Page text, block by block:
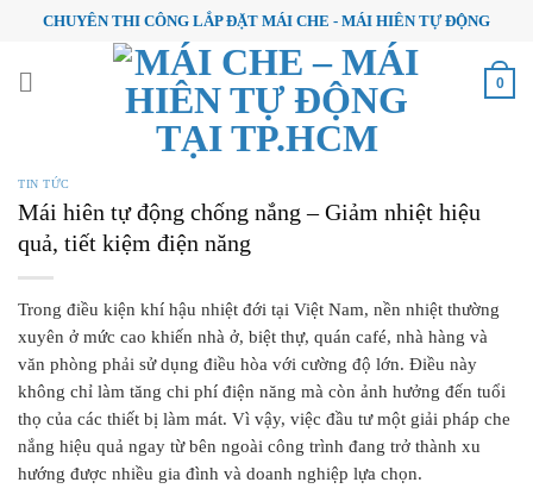
CHUYÊN THI CÔNG LẮP ĐẶT MÁI CHE - MÁI HIÊN TỰ ĐỘNG
0
TIN TỨC
Mái hiên tự động chống nắng – Giảm nhiệt hiệu
quả, tiết kiệm điện năng
Trong điều kiện khí hậu nhiệt đới tại Việt Nam, nền nhiệt thường
xuyên ở mức cao khiến nhà ở, biệt thự, quán café, nhà hàng và
văn phòng phải sử dụng điều hòa với cường độ lớn. Điều này
không chỉ làm tăng chi phí điện năng mà còn ảnh hưởng đến tuổi
thọ của các thiết bị làm mát. Vì vậy, việc đầu tư một giải pháp che
nắng hiệu quả ngay từ bên ngoài công trình đang trở thành xu
hướng được nhiều gia đình và doanh nghiệp lựa chọn.